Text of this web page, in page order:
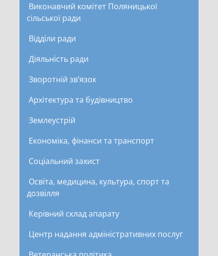
Виконавчий комітет Поляницької
сільської ради
Відділи ради
Діяльність ради
Зворотній зв’язок
Архітектура та будівництво
Землеустрій
Економіка, фінанси та транспорт
Соціальний захист
Освіта, медицина, культура, спорт та
дозвілля
Керівний склад апарату
Центр надання адміністративних послуг